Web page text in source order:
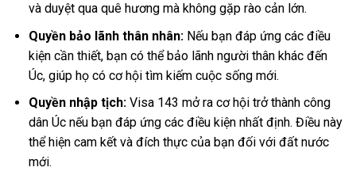
và duyệt qua quê hương mà không gặp rào cản lớn.
Quyền bảo lãnh thân nhân:Nếu bạn đáp ứng các điều
kiện cần thiết, bạn có thể bảo lãnh người thân khác đến
Úc, giúp họ có cơ hội tìm kiếm cuộc sống mới.
Quyền nhập tịch:Visa 143 mở ra cơ hội trở thành công
dân Úc nếu bạn đáp ứng các điều kiện nhất định. Điều này
thể hiện cam kết và đích thực của bạn đối với đất nước
mới.